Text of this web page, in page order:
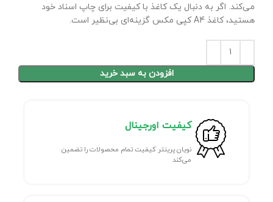
می‌کند. اگر به دنبال یک کاغذ با کیفیت برای چاپ اسناد خود
هستید، کاغذ A4 کپی مکس گزینه‌ای بی‌نظیر است.
افزودن به سبد خرید
کیفیت اورجینال
نویان پرینتر کیفیت تمام محصولات را تضمین
می‌کند